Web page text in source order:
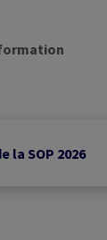
la SOP 2026